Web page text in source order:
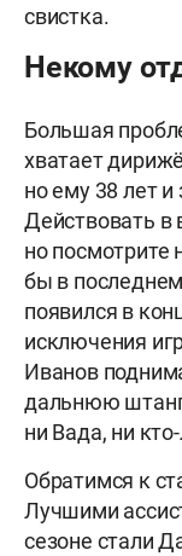
свистка.
Некому
Большая
хватает
но ему 38 лет и
Действовать в
но посмотрите
бы в
появился в
исключения
Иванов
дальнюю
ни Вада, ни
Обратимся к
Лучшими
сезоне стали